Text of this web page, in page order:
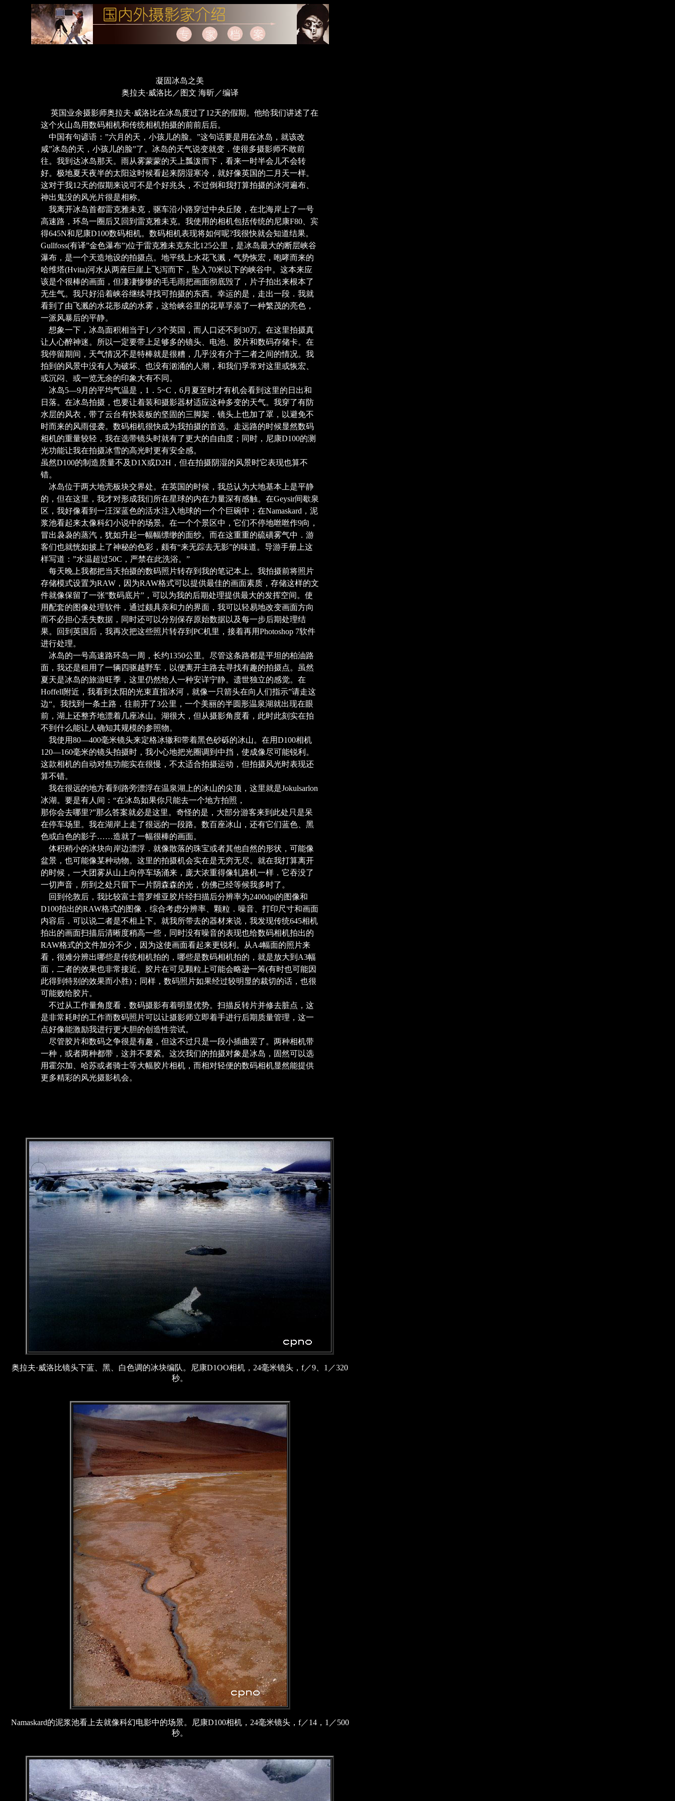
凝固冰岛之美
奥拉夫·威洛比／图文 海昕／编译
英国业余摄影师奥拉夫·威洛比在冰岛度过了12天的假期。他给我们讲述了在
这个火山岛用数码相机和传统相机拍摄的前前后后。
中国有句谚语：”六月的天，小孩儿的脸。”这句话要是用在冰岛，就该改
咸”冰岛的天，小孩儿的脸”了。冰岛的天气说变就变．使很多摄影师不敢前
往。我到达冰岛那天。雨从雾蒙蒙的天上瓢泼而下，看来一时半会儿不会转
好。极地夏天夜半的太阳这时候看起来阴湿寒冷，就好像英国的二月天一样。
这对于我12天的假期来说可不是个好兆头，不过倒和我打算拍摄的冰河遍布、
神出鬼没的风光片很是相称。
我离开冰岛首都雷克雅未克，驱车沿小路穿过中央丘陵，在北海岸上了一号
高速路，环岛一圈后又回到雷克雅未克。我使用的相机包括传统的尼康F80、宾
得645N和尼康D100数码相机。数码相机表现将如何呢?我很快就会知道结果。
Gullfoss(有译”金色瀑布”)位于雷克雅未克东北125公里，是冰岛最大的断层峡谷
瀑布，是一个天造地设的拍摄点。地平线上水花飞溅，气势恢宏，咆哮而来的
哈维塔(Hvita)河水从两座巨崖上飞泻而下，坠入70米以下的峡谷中。这本来应
该是个很棒的画面，但凄凄惨惨的毛毛雨把画面彻底毁了，片子拍出来根本了
无生气。我只好沿着峡谷继续寻找可拍摄的东西。幸运的是，走出一段．我就
看到了由飞溅的水花形成的水雾，这给峡谷里的花草孚添了一种繁茂的亮色，
一派风暴后的平静。
想象一下，冰岛面积相当于1／3个英国，而人口还不到30万。在这里拍摄真
让人心醉神迷。所以一定要带上足够多的镜头、电池、胶片和数码存储卡。在
我停留期间，天气情况不是特棒就是很糟，几乎没有介于二者之间的情况。我
拍到的风景中没有人为破坏、也没有汹涌的人潮，和我们孚常对这里或恢宏、
或沉闷、或一览无余的印象大有不同。
冰岛5—9月的平均气温是，1．5~C，6月夏至时才有机会看到这里的日出和
日落。在冰岛拍摄，也要让着装和摄影器材适应这种多变的天气。我穿了有防
水层的风衣，带了云台有快装板的坚固的三脚架．镜头上也加了罩，以避免不
时而来的风雨侵袭。数码相机很快成为我拍摄的首选。走远路的时候显然数码
相机的重量较轻，我在选带镜头时就有了更大的自由度；同时，尼康D100的测
光功能让我在拍摄冰雪的高光时更有安全感。
虽然D100的制造质量不及D1X或D2H，但在拍摄阴湿的风景时它表现也算不
错。
冰岛位于两大地壳板块交界处。在英国的时候，我总认为大地基本上是平静
的，但在这里，我才对形成我们所在星球的内在力量深有感触。在Geysir间歇泉
区，我好像看到一汪深蓝色的活水注入地球的一个个巨碗中；在Namaskard，泥
浆池看起来太像科幻小说中的场景。在一个个景区中，它们不停地咝咝作9向，
冒出袅袅的蒸汽，犹如升起一幅幅缥缈的面纱。而在这重重的硫磺雾气中．游
客们也就恍如披上了神秘的色彩，颇有“来无踪去无影”的味道。导游手册上这
样写道：”水温超过50C，严禁在此洗浴。”
每天晚上我都把当天拍摄的数码照片转存到我的笔记本上。我拍摄前将照片
存储模式设置为RAW，因为RAW格式可以提供最佳的画面素质，存储这样的文
件就像保留了一张”数码底片”，可以为我的后期处理提供最大的发挥空间。使
用配套的图像处理软件，通过颇具亲和力的界面，我可以轻易地改变画面方向
而不必担心丢失数据，同时还可以分别保存原始数据以及每一步后期处理结
果。回到英国后，我再次把这些照片转存到PC机里，接着再用Photoshop 7软件
进行处理。
冰岛的一号高速路环岛一周，长约1350公里。尽管这条路都是平坦的柏油路
面，我还是租用了一辆四驱越野车，以便离开主路去寻找有趣的拍摄点。虽然
夏天是冰岛的旅游旺季，这里仍然给人一种安详宁静。遗世独立的感觉。在
Hoffell附近，我看到太阳的光束直指冰河，就像一只箭头在向人们指示”请走这
边“。我找到一条土路．往前开了3公里，一个美丽的半圆形温泉湖就出现在眼
前，湖上还整齐地漂着几座冰山。湖很大，但从摄影角度看，此时此刻实在拍
不到什么能让人确知其规模的参照物。
我使用80—400毫米镜头来定格冰辙和带着黑色砂砾的冰山。在用D100相机
120—160毫米的镜头拍摄时，我小心地把光圈调到中挡，使成像尽可能锐利。
这款相机的自动对焦功能实在很慢，不太适合拍摄运动，但拍摄风光时表现还
算不错。
我在很远的地方看到路旁漂浮在温泉湖上的冰山的尖顶，这里就是Jokulsarlon
冰湖。要是有人间：“在冰岛如果你只能去一个地方拍照，
那你会去哪里?”那么答案就必是这里。奇怪的是，大部分游客来到此处只是呆
在停车场里。我在湖岸上走了很远的一段路。数百座冰山，还有它们蓝色、黑
色或白色的影子……造就了一幅很棒的画面。
体积稍小的冰块向岸边漂浮．就像散落的珠宝或者其他自然的形状，可能像
盆景，也可能像某种动物。这里的拍摄机会实在是无穷无尽。就在我打算离开
的时候，一大团雾从山上向停车场涌来，庞大浓重得像轧路机一样．它吞没了
一切声音，所到之处只留下一片阴森森的光，仿佛已经等候我多时了。
回到伦敦后，我比较富士普罗维亚胶片经扫描后分辨率为2400dpi的图像和
D100拍出的RAW格式的图像．综合考虑分辨率、颗粒．噪音、打印尺寸和画面
内容后．可以说二者是不相上下。就我所带去的器材来说，我发现传统645相机
拍出的画面扫描后清晰度稍高一些，同时没有噪音的表现也给数码相机拍出的
RAW格式的文件加分不少，因为这使画面看起来更锐利。从A4幅面的照片来
看，很难分辨出哪些是传统相机拍的，哪些是数码相机拍的，就是放大到A3幅
面，二者的效果也非常接近。胶片在可见颗粒上可能会略逊一筹(有时也可能因
此得到特别的效果而小胜)；同样，数码照片如果经过较明显的裁切的话，也很
可能败给胶片。
不过从工作量角度看．数码摄影有着明显优势。扫描反转片并修去脏点，这
是非常耗时的工作而数码照片可以让摄影师立即着手进行后期质量管理，这一
点好像能激励我进行更大胆的创造性尝试。
尽管胶片和数码之争很是有趣，但这不过只是一段小插曲罢了。两种相机带
一种，或者两种都带，这并不要紧。这次我们的拍摄对象是冰岛，固然可以选
用霍尔加、哈苏或者骑士等大幅胶片相机，而相对轻便的数码相机显然能提供
更多精彩的风光摄影机会。
奥拉夫·威洛比镜头下蓝、黑、白色调的冰块编队。尼康D1OO相机，24毫米镜头，f／9、1／320
秒。
Namaskard的泥浆池看上去就像科幻电影中的场景。尼康D100相机，24毫米镜头，f／14，1／500
秒。